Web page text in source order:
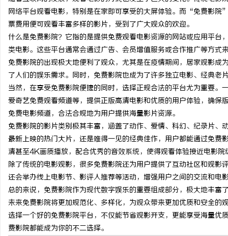
网络平台观看电影，特别是在家即可享受的大屏体验。而“免费影
票费用便可观看丰富多样的影片，受到了广大观众的欢迎。
什么是免费影院？它指的是提供免费观看电影资源的网站或应用平
类电影。这些平台通常会通过广告、会员增值服务或合作推广等方
免费影院的出现极大地便利了观众，尤其是在疫情期间，居家观影
了人们的娱乐需求。同时，免费影院也成为了许多独立电影、经典
当然，在享受免费影院便捷的同时，选择正规合法的平台尤为重要
爱奇艺免费观看频道等，提供正版高清电影和优质的用户体验，确
免费电影频道，合法合规地为用户提供海量影片资源。
免费影院的影片类别极其丰富，涵盖了动作、爱情、科幻、纪录片
最新上映的热门大片，还是难得一见的经典佳作，用户都能通过免
清甚至4K画质播放，配合优秀的音效系统，使得观看体验接近电影院
除了传统的电影观影，很多免费影院还为用户提供了互动社区和观
还会举办线上电影节、影评人推荐等活动，增强用户之间的交流和电
总的来说，免费影院作为现代数字娱乐的重要组成部分，极大地丰
未来免费影院将更加规范化、多样化，为观众带来更加优质和安全的
选择一个好的免费影院平台，不仅能节省观影开支，更能享受海量
费影院都能成为你的不二选择。